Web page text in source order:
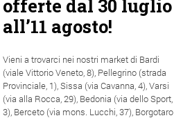
offerte dal 30 luglio
all’11 agosto!
Vieni a trovarci nei nostri market di Bardi
(viale Vittorio Veneto, 8), Pellegrino (strada
Provinciale, 1), Sissa (via Cavanna, 4), Varsi
(via alla Rocca, 29), Bedonia (via dello Sport,
3), Berceto (via mons. Lucchi, 37), Borgotaro